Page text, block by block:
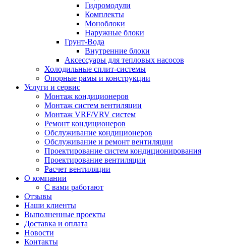
Гидромодули
Комплекты
Моноблоки
Наружные блоки
Грунт-Вода
Внутренние блоки
Аксессуары для тепловых насосов
Холодильные сплит-системы
Опорные рамы и конструкции
Услуги и сервис
Монтаж кондиционеров
Монтаж систем вентиляции
Монтаж VRF/VRV систем
Ремонт кондиционеров
Обслуживание кондиционеров
Обслуживание и ремонт вентиляции
Проектирование систем кондиционирования
Проектирование вентиляции
Расчет вентиляции
О компании
С вами работают
Отзывы
Наши клиенты
Выполненные проекты
Доставка и оплата
Новости
Контакты